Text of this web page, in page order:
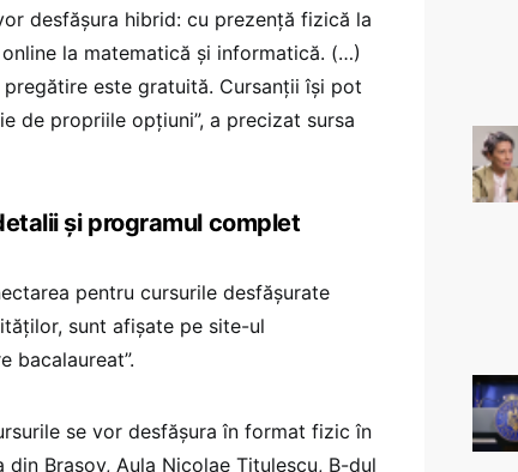
desfăşura hibrid: cu prezenţă fizică la
la matematică şi informatică. (…)
este gratuită. Cursanţii îşi pot
de propriile opţiuni”, a precizat sursa
și programul complet
pentru cursurile desfăşurate
sunt afişate pe site-ul
bacalaureat”.
se vor desfăşura în format fizic în
Braşov, Aula Nicolae Titulescu, B-dul